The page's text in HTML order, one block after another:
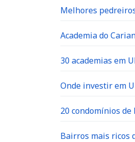
Melhores
Academia do
30 academias em
Onde investir em
20 condomínios
Bairros mais ricos